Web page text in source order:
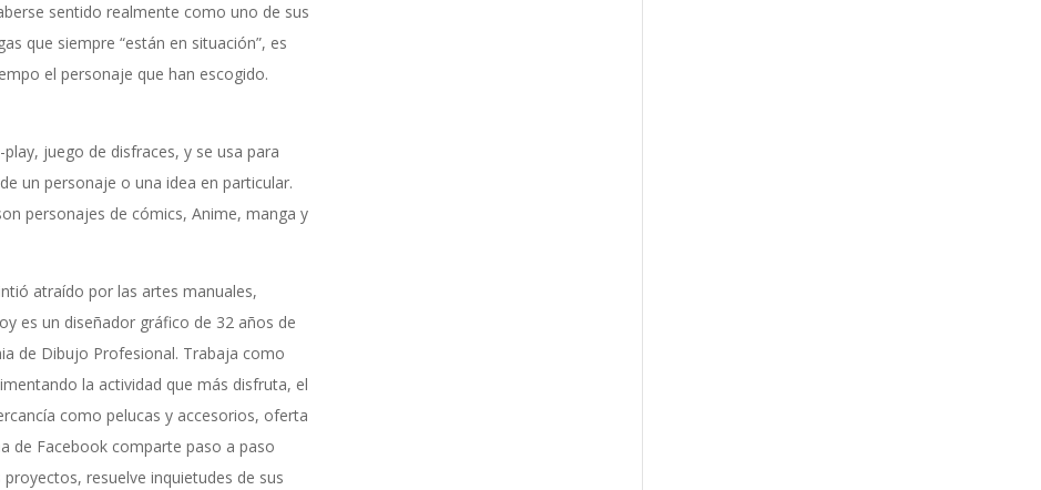
sentido realmente como uno de sus
que siempre “están en situación”, es
el personaje que han escogido.
juego de disfraces, y se usa para
un personaje o una idea en particular.
personajes de cómics, Anime, manga y
atraído por las artes manuales,
es un diseñador gráfico de 32 años de
de Dibujo Profesional. Trabaja como
la actividad que más disfruta, el
como pelucas y accesorios, oferta
de Facebook comparte paso a paso
resuelve inquietudes de sus